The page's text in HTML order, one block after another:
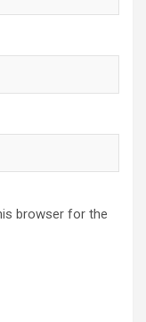
browser for the